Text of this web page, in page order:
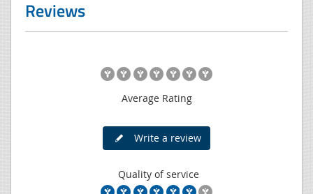
Reviews
Average Rating
Write a review
Quality of service